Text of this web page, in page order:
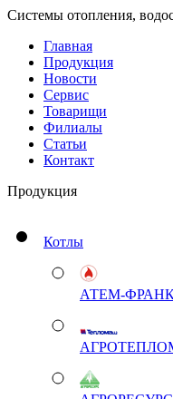
Системы отопления,
Главная
Продукция
Новости
Сервис
Товарищи
Филиалы
Статьи
Контакт
Продукция
Котлы
АТЕМ-